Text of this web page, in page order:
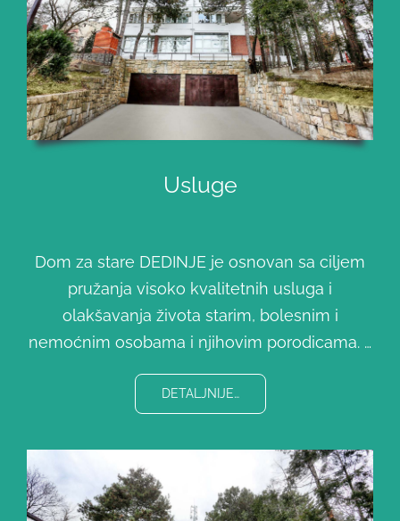
Usluge
Dom za stare DEDINJE je osnovan sa ciljem
pružanja visoko kvalitetnih usluga i
olakšavanja života starim, bolesnim i
nemoćnim osobama i njihovim porodicama. …
DETALJNIJE…